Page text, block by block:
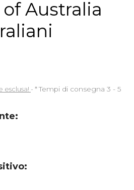
Australia
esclusa! *Tempi di consegna 3 - 5